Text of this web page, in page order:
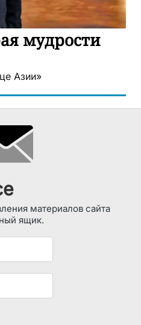
мудрости
Азии»
материалов сайта
ящик.